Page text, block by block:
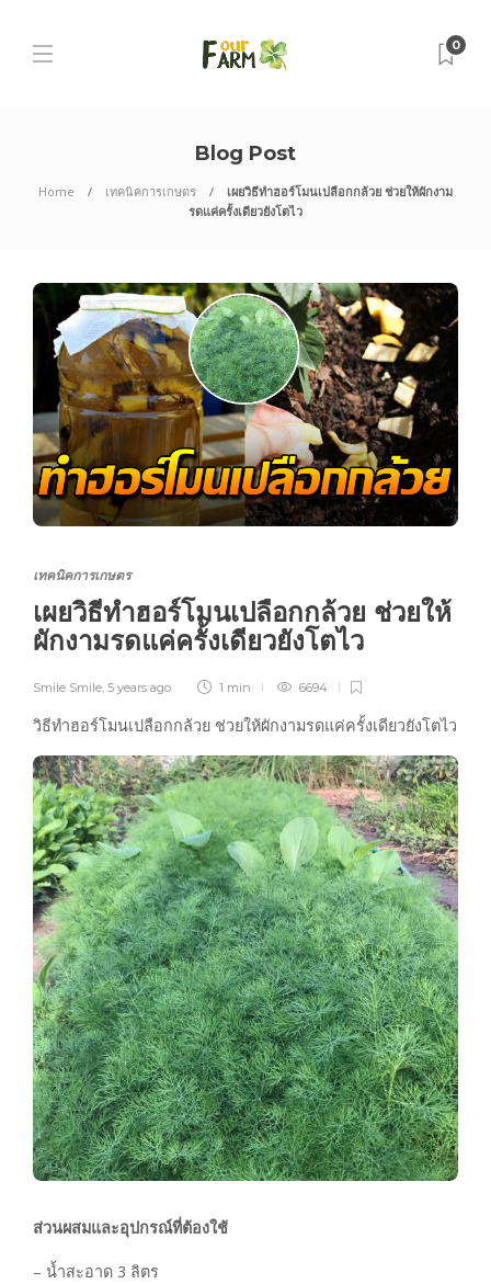
0
Blog Post
Home เทคนิคการเกษตร
เผยวิธีทำฮอร์โมนเปลือกกล้วย ช่วยให้ผักงาม
รดแค่ครั้งเดียวยังโตไว
เทคนิคการเกษตร
เผยวิธีทำฮอร์โมนเปลือกกล้วย ช่วยให้
ผักงามรดแค่ครั้งเดียวยังโตไว
Smile Smile 5 years ago 1 min 6694
วิธีทำฮอร์โมนเปลือกกล้วย ช่วยให้ผักงามรดแค่ครั้งเดียวยังโตไว
ส่วนผสมและอุปกรณ์ที่ต้องใช้
– น้ำสะอาด 3 ลิตร